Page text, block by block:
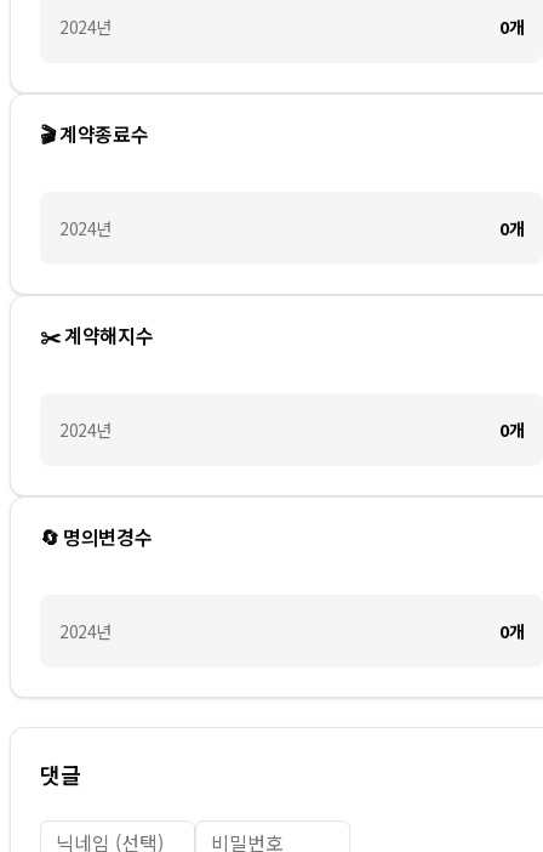
2024년 0개
🎬 계약종료수
2024년 0개
✂️ 계약해지수
2024년 0개
🔄 명의변경수
2024년 0개
댓글